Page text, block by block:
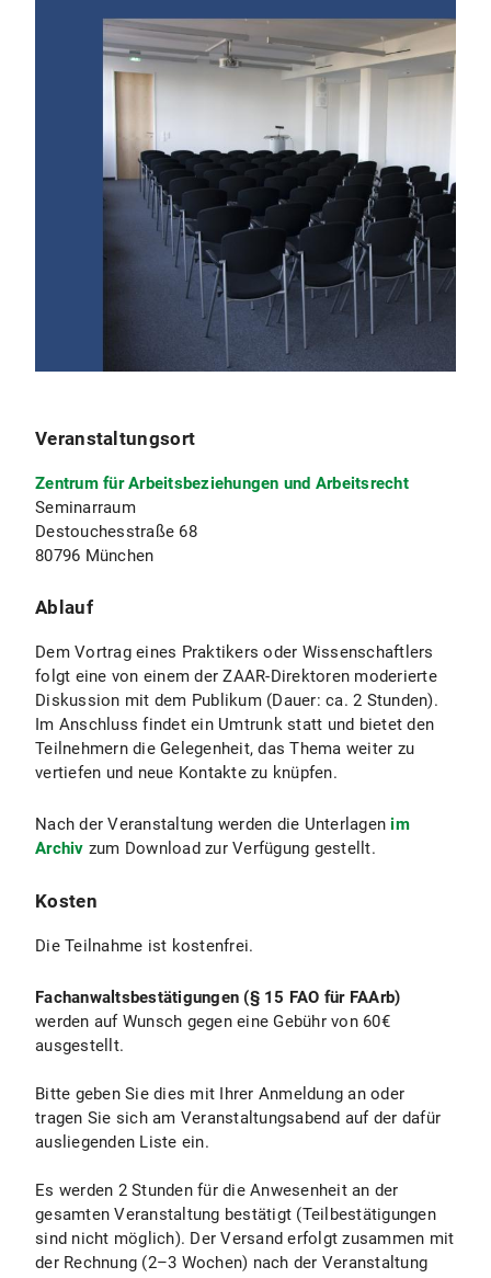
Veranstaltungsort
Zentrum für Arbeitsbeziehungen und Arbeitsrecht
Seminarraum
Destouchesstraße 68
80796 München
Ablauf
Dem Vortrag eines Praktikers oder Wissenschaftlers
folgt eine von einem der ZAAR-Direktoren moderierte
Diskussion mit dem Publikum (Dauer: ca. 2 Stunden).
Im Anschluss findet ein Umtrunk statt und bietet den
Teilnehmern die Gelegenheit, das Thema weiter zu
vertiefen und neue Kontakte zu knüpfen.
Nach der Veranstaltung werden die Unterlagenim
Archiv zum Download zur Verfügung gestellt.
Kosten
Die Teilnahme ist kostenfrei.
Fachanwaltsbestätigungen (§ 15 FAO für FAArb)
werden auf Wunsch gegen eine Gebühr von 60€
ausgestellt.
Bitte geben Sie dies mit Ihrer Anmeldung an oder
tragen Sie sich am Veranstaltungsabend auf der dafür
ausliegenden Liste ein.
Es werden 2 Stunden für die Anwesenheit an der
gesamten Veranstaltung bestätigt (Teilbestätigungen
sind nicht möglich). Der Versand erfolgt zusammen mit
der Rechnung (2–3 Wochen) nach der Veranstaltung